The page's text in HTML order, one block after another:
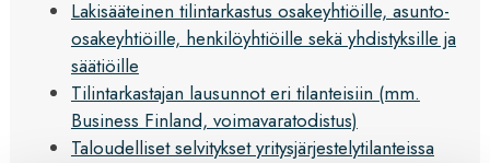
Lakisääteinen tilintarkastus osakeyhtiöille, asunto-
osakeyhtiöille, henkilöyhtiöille sekä yhdistyksille ja
säätiöille
Tilintarkastajan lausunnot eri tilanteisiin (mm.
Business Finland, voimavaratodistus)
Taloudelliset selvitykset yritysjärjestelytilanteissa